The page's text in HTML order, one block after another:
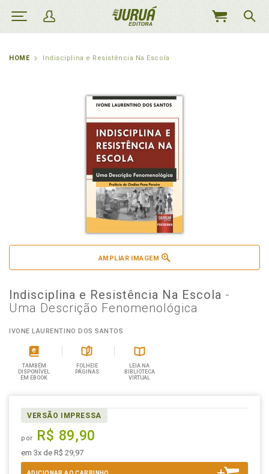
MEU
HOME Indisciplina e Resistência Na Escola
AMPLIAR IMAGEM
Indisciplina e Resistência Na Escola -
Uma Descrição Fenomenológica
IVONE LAURENTINO DOS SANTOS
TAMBÉM
DISPONÍVEL
EM EBOOK
FOLHEIE
PÁGINAS
LEIA NA
BIBLIOTECA
VIRTUAL
VERSÃO IMPRESSA
por R$ 89,90
em 3x de R$ 29,97